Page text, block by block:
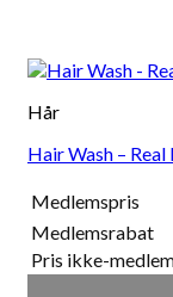
Hår
Hair Wash –
Medlemspris
Medlemsrabat
Pris ikke-